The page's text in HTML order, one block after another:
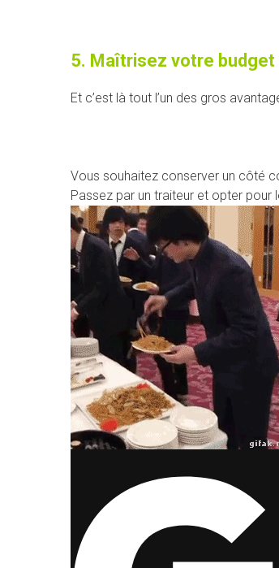
5. Maîtrisez votre budget
Et c’est là tout l’un des gros
Vous souhaitez conserver un côté
Passez par un traiteur et opter pour